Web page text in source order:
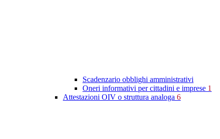
Scadenzario obblighi amministrativi
Oneri informativi per cittadini e imprese 1
Attestazioni OIV o struttura analoga 6